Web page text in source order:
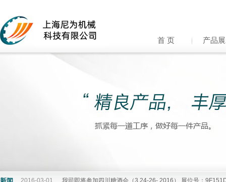
首 页 产品
2016-03-01 我司即将参加四川糖酒会（3.24-26- 2016） 展位号：